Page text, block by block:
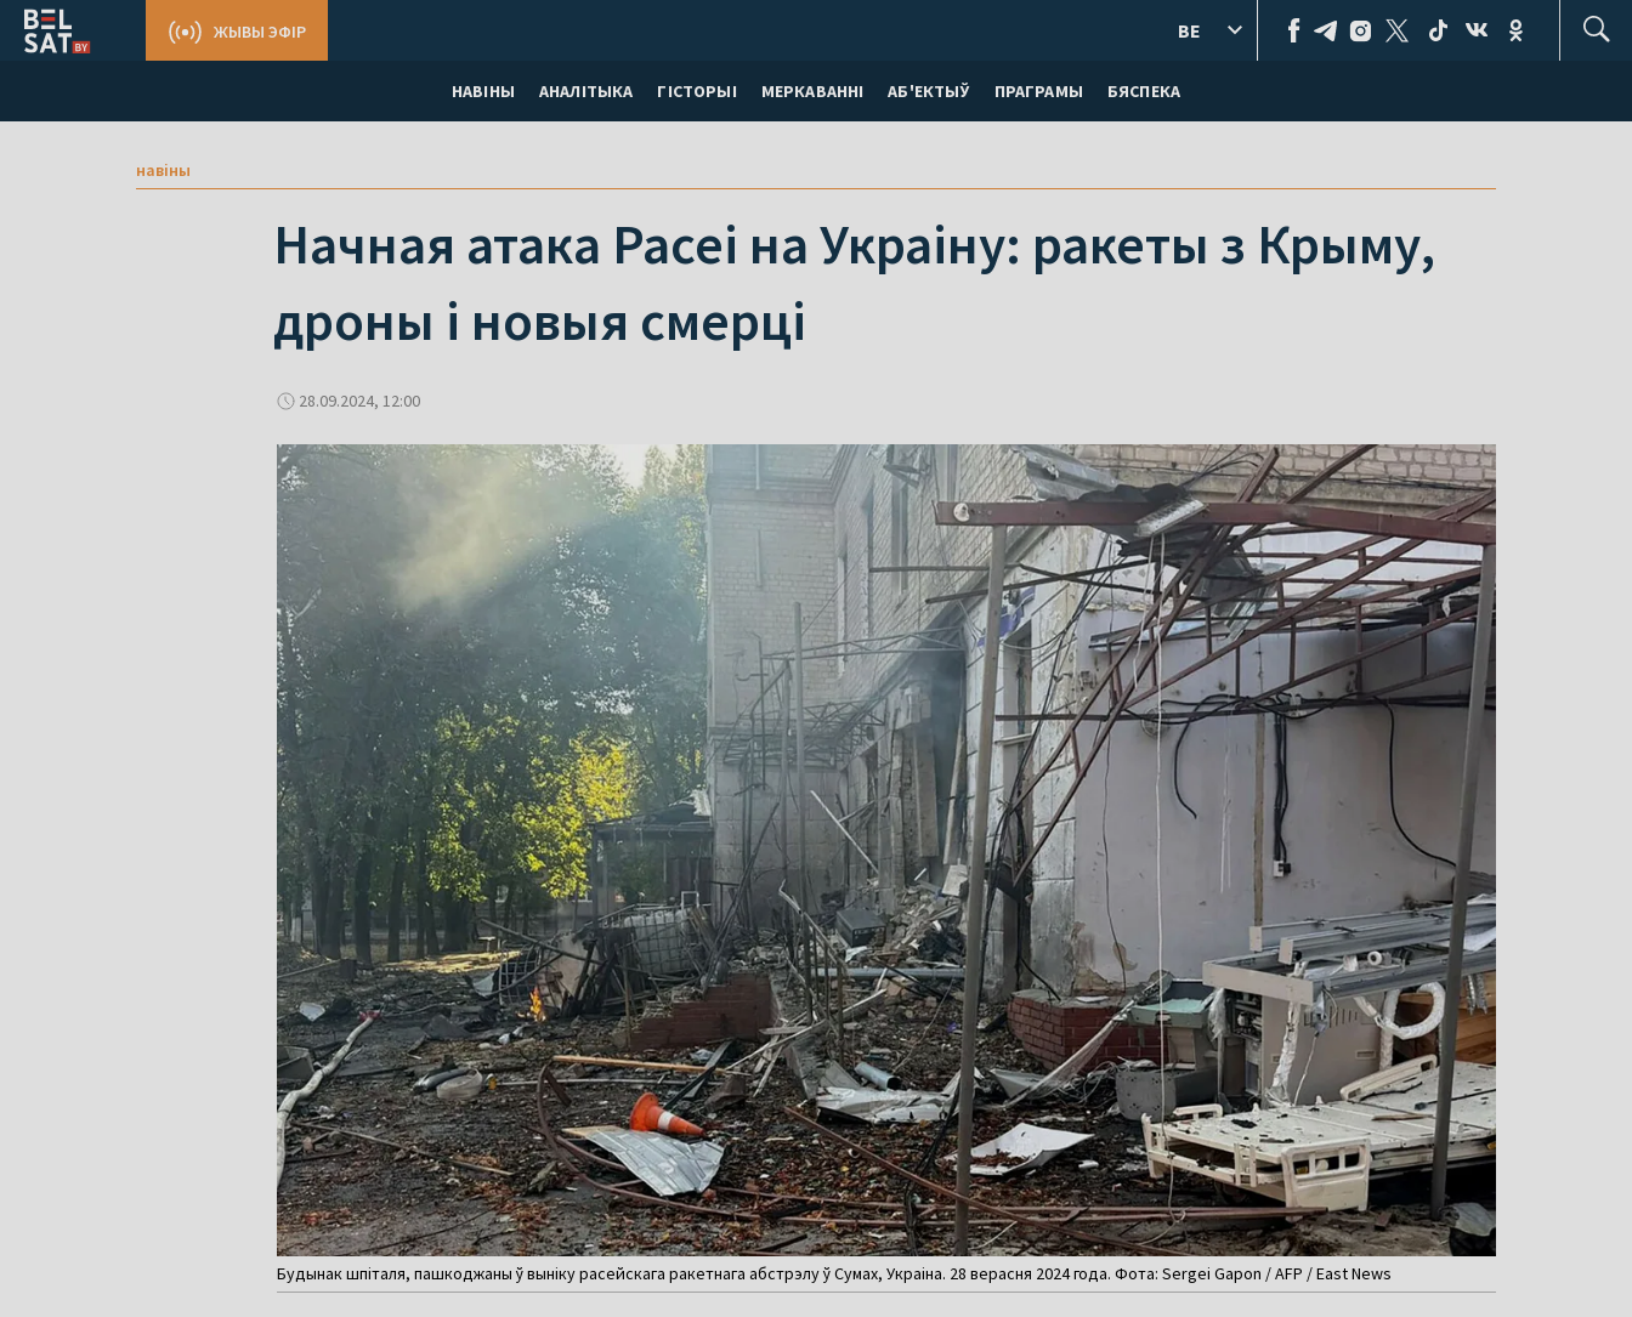
НАВІНЫ АНАЛІТЫКА ГІСТОРЫІ МЕРКАВАННI АБ'ЕКТЫЎ ПРАГРАМЫ БЯСПЕКА
ЖЫВЫ ЭФІР BE
навіны
Начная атака Расеі на Украіну: ракеты з Крыму,
дроны і новыя смерці
28.09.2024, 12:00
Будынак шпіталя, пашкоджаны ў выніку расейскага ракетнага абстрэлу ў Сумах, Украіна. 28 верасня 2024 года. Фота: Sergei Gapon / AFP / East News